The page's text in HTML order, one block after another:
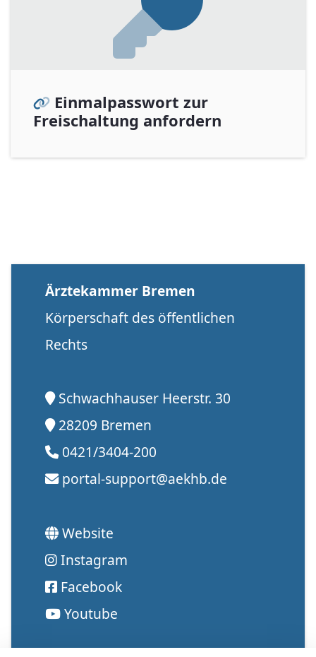
Einmalpasswort zur
Freischaltung anfordern
Ärztekammer Bremen
Körperschaft des öffentlichen
Rechts
Schwachhauser Heerstr. 30
28209 Bremen
0421/3404-200
portal-support@aekhb.de
Website
Instagram
Facebook
Youtube